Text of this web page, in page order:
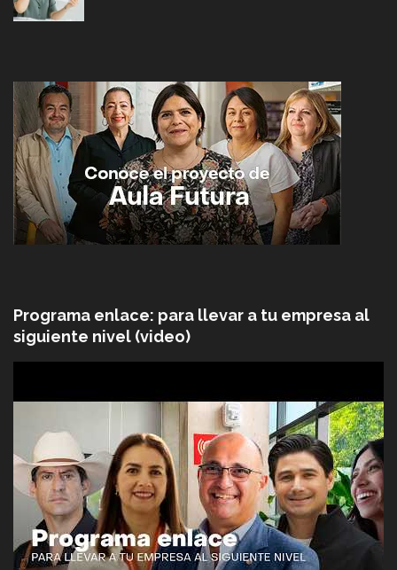
Programa enlace: para llevar a tu empresa al
siguiente nivel (video)